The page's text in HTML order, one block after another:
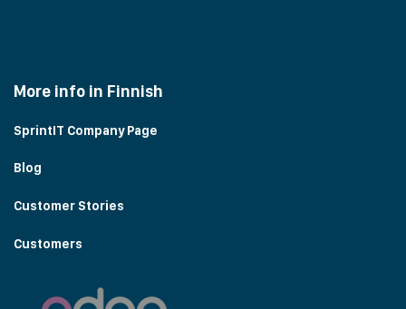
More info in Finnish
SprintIT Company Page
Blog
Customer Stories
Customers